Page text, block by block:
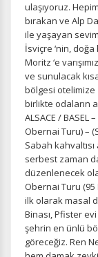
ÇEREZ
Çerez
Daha fazla
gizlilik
Zorunlu
Oturum
gereklidir. Bu
devre dışı
ulaşıyoruz.
bırakan ve Alp
ile yaşayan
İsviçre ‘nin,
Moritz ‘e
ve sunulacak
bölgesi otelimize
birlikte odaların
ALSACE / BASEL
Obernai Turu) –
Sabah
serbest zaman
düzenlenecek
Obernai Turu (95
ilk olarak masal
Binası, Pfister
şehrin en ünlü
göreceğiz. Ren